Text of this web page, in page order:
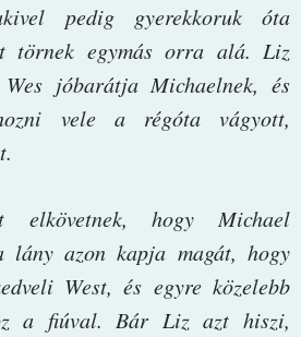
pedig gyerekkoruk óta
törnek egymás orra alá. Liz
jóbarátja Michaelnek, és
vele a régóta vágyott,
elkövetnek, hogy Michael
lány azon kapja magát, hogy
West, és egyre közelebb
a fiúval. Bár Liz azt hiszi,